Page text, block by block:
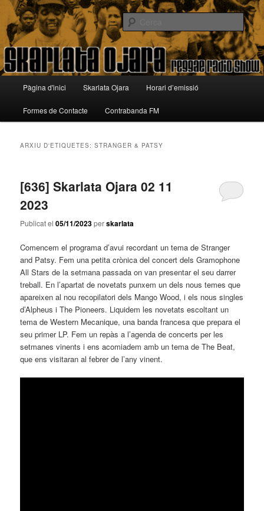
Aneu
contingut
principal
Aneu
contingut
secundariSkarlata Ojara
Reggae Radio Show
Cerca
principal
Pàgina d'inici Skarlata Ojara Horari d’emissió
Formes de Contacte Contrabanda FM
ARXIU D'ETIQUETES:STRANGER & PATSY
[636] Skarlata Ojara 02 11
2023
Publicat el05/11/2023perskarlata
Comencem el programa d’avui recordant un tema deStranger
and Patsy. Fem una petita crònica del concert delsGramophone
AllStars de la setmana passada on van presentar elseu darrer
treball. En l’apartat de novetats punxem un dels nous temes que
apareixen al nou recopilatoridels Mango Wood, i els nous singles
d’Alpheus iThe Pioneers. Liquidem les novetats escoltant un
tema de Western Mecanique,una banda francesa que prepara el
seu primer LP. Fem un repàs a l’agenda de concerts per les
setmanes vinents i ens acomiadem amb un tema deThe Beat,
que ens visitaran al febrer de l’any vinent.